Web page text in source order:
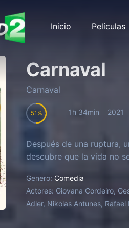
Inicio Películas
Carnaval
Carnaval
51 1h 34min 2021
Después de una ruptura,
descubre que la vida no
Genero: Comedia
Actores: Giovana Cordeiro,
Adler, Nikolas Antunes,